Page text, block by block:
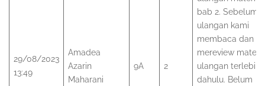
29/08/2023
13:49
Amadea
Azarin
Maharani
9A 2
bab 2. Sebelum
ulangan kami
membaca dan
mereview materi
ulangan terlebih
dahulu. Belum